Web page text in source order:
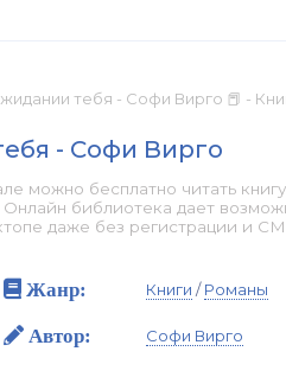
тебя - Софи Вирго 📕 -
- Софи Вирго
можно бесплатно читать
. Онлайн библиотека дает
даже без регистрации и
Жанр: Книги /Романы
Автор: Софи Вирго